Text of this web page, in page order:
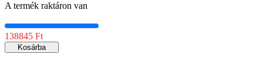
A termék raktáron van
138845 Ft
Kosárba